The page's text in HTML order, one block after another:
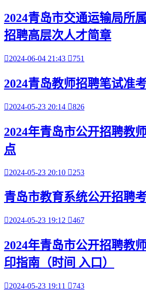
2024青岛市交通运输局所
招聘高层次人才简章
2024-06-04 21:43 751
2024青岛教师招聘笔试准
2024-05-23 20:14 826
2024年青岛市公开招聘教
点
2024-05-23 20:10 253
青岛市教育系统公开招聘
2024-05-23 19:12 467
2024年青岛市公开招聘教
印指南（时间 入口）
2024-05-23 19:11 743